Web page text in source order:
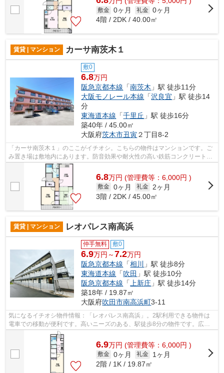
敷金 0ヶ月 礼金 0ヶ月
4階 / 2DK / 40.00㎡
賃貸 | マンション カーサ南茨木１
敷0
6.8万円
阪急京都本線 「南茨木 」駅 徒歩11分
大阪モノレール本線 「沢良宜 」駅 徒歩14
分
東海道本線 「千里丘 」駅 徒歩16分
築40年 / 45.00㎡
大阪府茨木市丑寅２丁目8-2
「カーサ南茨木１」のここがイチオシ。こちらの物件はマンションです。ご
み置き場は敷地内にあります。防音効果や耐火性の高い鉄筋コンクリートの
物件。ミライズ吹田店では、阪急京都...
6.8万円 (管理費等：6,000円 )
敷金 0ヶ月 礼金
2ヶ月
3階 / 2DK / 45.00㎡
賃貸 | マンション レオパレス南高浜
仲手無料 敷0
6.9万円～7.2万円
阪急京都本線 「相川
」駅 徒歩8分
東海道本線 「吹田 」駅 徒歩10分
阪急京都本線 「 上新庄 」駅 徒歩14分
築18年 / 19.87㎡
大阪府吹田市南高浜町3-11
気になるイチオシ物件情報：「レオパレス南高浜」。2駅利用できる物件は
電車での移動が便利です。高いニーズのある、駅徒歩8分の物件です。広々
とした空間を確保できるのが鉄骨造の物...
6.9万円 (管理費等：6,000円 )
敷金 0ヶ月 礼金
1ヶ月
2階 / 1K / 19.87㎡